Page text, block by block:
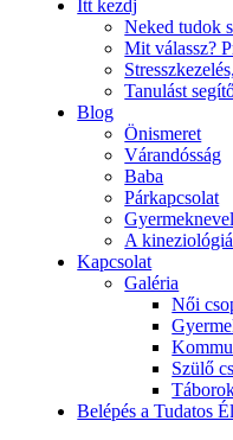
Itt kezdj
Neked tudok
Mit válassz?
Tanulást
Blog
Önismeret
Várandósság
Baba
Párkapcsolat
A
Kapcsolat
Galéria
Női
Szülő
Belépés a Tudatos